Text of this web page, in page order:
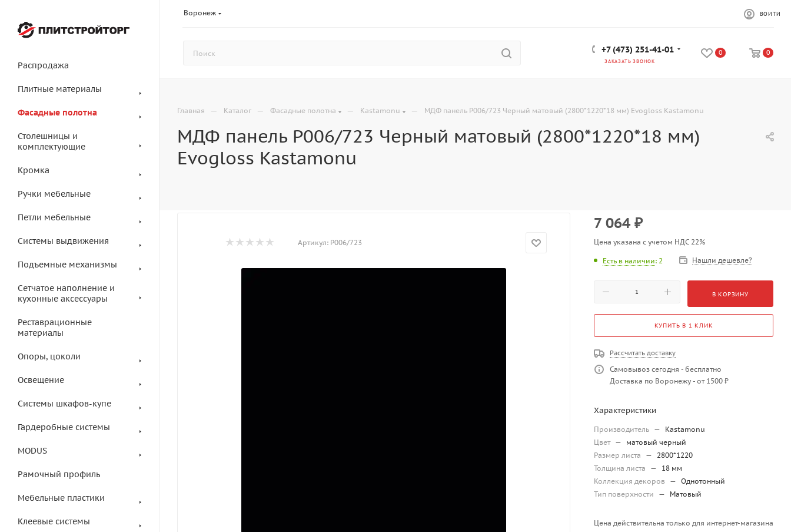
Воронеж ВОЙТИ
+7 (473) 251-41-01
ЗАКАЗАТЬ ЗВОНОК
0 0
Распродажа
Плитные материалы
Фасадные полотна
Столешницы и
комплектующие
Кромка
Ручки мебельные
Петли мебельные
Системы выдвижения
Подъемные механизмы
Сетчатое наполнение и
кухонные аксессуары
Реставрационные
материалы
Опоры, цоколи
Освещение
Системы шкафов-купе
Гардеробные системы
MODUS
Рамочный профиль
Мебельные пластики
Клеевые системы
Главная — Каталог — Фасадные полотна — Kastamonu — МДФ панель P006/723 Черный матовый (2800*1220*18 мм) Evogloss Kastamonu
МДФ панель P006/723 Черный матовый (2800*1220*18 мм)
Evogloss Kastamonu
Артикул: P006/723
7 064 ₽
Цена указана с учетом НДС 22%
Есть в наличии: 2 Нашли дешевле?
В КОРЗИНУ
КУПИТЬ В 1 КЛИК
Рассчитать доставку
Самовывоз сегодня - бесплатно
Доставка по Воронежу - от 1500 ₽
Характеристики
Производитель —
Kastamonu
Цвет —
матовый черный
Размер листа
— 2800*1220
Толщина листа
—
18 мм
Коллекция декоров
— Однотонный
Тип поверхности
— Матовый
Цена действительна только для интернет-магазина